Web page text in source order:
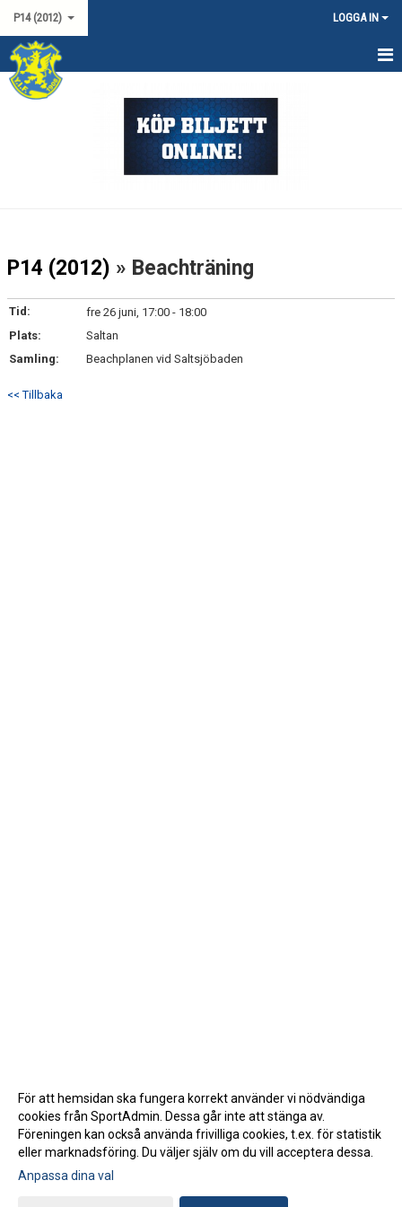
P14 (2012) LOGGA IN
HEM
P12 SYD NIVÅ 1
P14 (2012) » Beachträning
Tid:
fre 26 juni, 17:00 - 18:00
Plats:
Saltan
Samling:
Beachplanen vid Saltsjöbaden
<< Tillbaka
Gå till Webbversion
För att hemsidan ska fungera korrekt använder vi nödvändiga
cookies från SportAdmin. Dessa går inte att stänga av.
Föreningen kan också använda frivilliga cookies, t.ex. för statistik
eller marknadsföring. Du väljer själv om du vill acceptera dessa.
Anpassa dina val